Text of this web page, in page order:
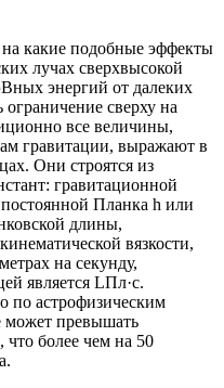
какие подобные эффекты
лучах сверхвысокой
энергий от далеких
сверху на
все величины,
гравитации, выражают в
Они ​строятся из
гравитационной
Планка h или
длины,
вя​​зкости,
на секунду,
​является ​LПл·c.​​
по астрофизическим
может ​превышать
более чем на 50